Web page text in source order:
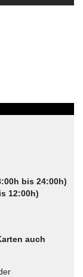
bis 24:00h)
12:00h)
auch